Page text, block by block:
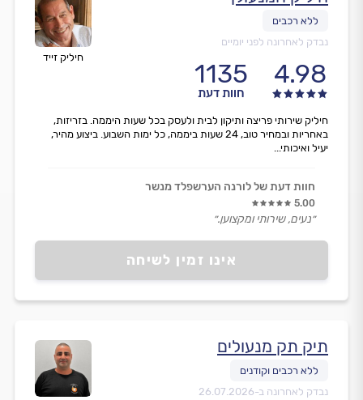
חיליק זייד
נבדק לאחרונה לפני יומיים
4.98
1135
חוות דעת
אינו זמין לשיחה
חיליק שירותי פריצה ותיקון לבית ולעסק בכל שעות היממה. בזריזות,
באחריות ובמחיר טוב, 24 שעות ביממה, כל ימות השבוע. ביצוע מהיר,
יעיל ואיכותי...
חוות דעת של לורנה הערשפלד מנשר
5.00
״נעים, שירותי ומקצוען.״
תיק תק מנעולים
נבדק לאחרונה ב-26.07.2026